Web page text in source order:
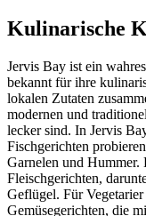
Kulinarische
Jervis Bay ist ein
bekannt für ihre
lokalen Zutaten
modernen und
lecker sind. In Jervis
Fischgerichten
Garnelen und Hummer.
Fleischgerichten,
Geflügel. Für
Gemüsegerichten, die